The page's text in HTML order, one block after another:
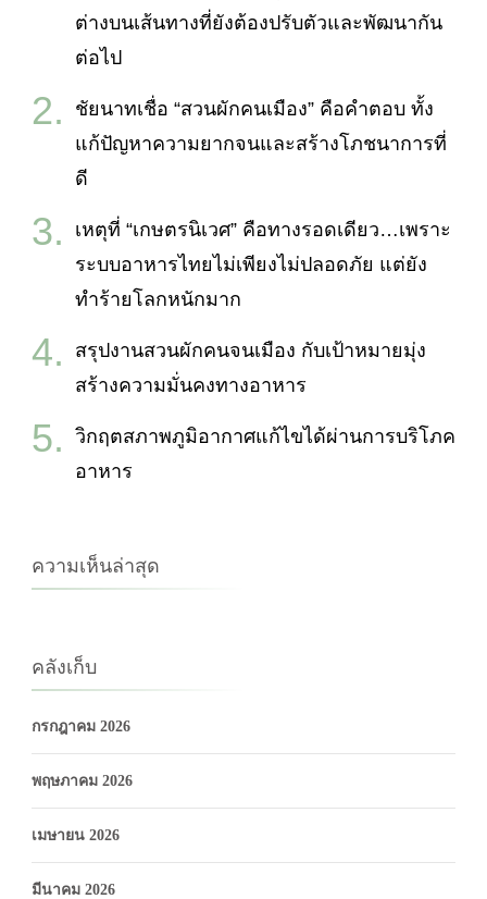
ต่างบนเส้นทางที่ยังต้องปรับตัวและพัฒนากัน
ต่อไป
ชัยนาทเชื่อ “สวนผักคนเมือง” คือคำตอบ ทั้ง
แก้ปัญหาความยากจนและสร้างโภชนาการที่
ดี
เหตุที่ “เกษตรนิเวศ” คือทางรอดเดียว…เพราะ
ระบบอาหารไทยไม่เพียงไม่ปลอดภัย แต่ยัง
ทำร้ายโลกหนักมาก
สรุปงานสวนผักคนจนเมือง กับเป้าหมายมุ่ง
สร้างความมั่นคงทางอาหาร
วิกฤตสภาพภูมิอากาศแก้ไขได้ผ่านการบริโภค
อาหาร
ความเห็นล่าสุด
คลังเก็บ
กรกฎาคม 2026
พฤษภาคม 2026
เมษายน 2026
มีนาคม 2026